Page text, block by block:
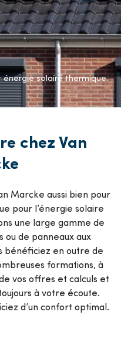
solaire thermique.
chez Van
Marcke aussi bien pour
pour l’énergie solaire
une large gamme de
de panneaux aux
bénéficiez en outre de
formations, à
vos offres et calculs et
à votre écoute.
d’un confort optimal.